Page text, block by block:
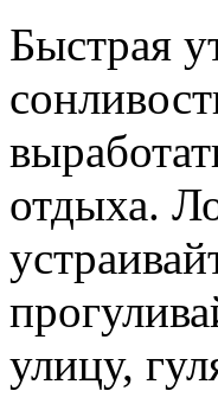
Быстрая
отдыха.
улицу,